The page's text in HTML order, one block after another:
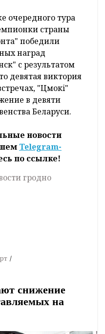
очередного тура
страны
победили
наград
с результатом
девятая виктория
"Цмокi"
в девяти
Беларуси.
новости
Telegram-
по ссылке!
гродно
снижение
на